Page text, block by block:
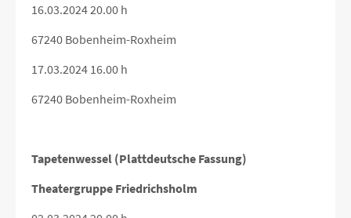
16.03.2024 20.00 h
67240 Bobenheim-Roxheim
17.03.2024 16.00 h
67240 Bobenheim-Roxheim
Tapetenwessel (Plattdeutsche Fassung)
Theatergruppe Friedrichsholm